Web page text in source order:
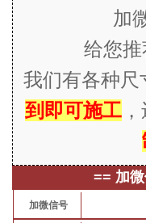
加
给您推
我们有各种尺
到即可施工
== 加
加微信号